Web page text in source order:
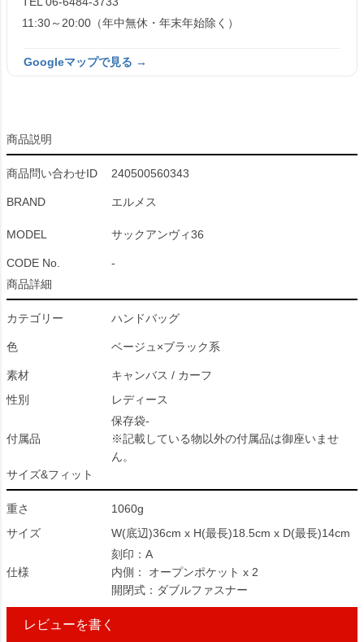
11:30～20:00（年中無休・年末年始除く）
Googleマップで見る →
商品説明
商品問い合わせID 240500560343
BRAND エルメス
MODEL サックアンヴィ36
CODE No.
-
商品詳細
カテゴリー ハンドバッグ
色 ベージュ×ブラック系
素材
キャンバス / カーフ
性別
レディース
付属品
保存袋-
※記載している物以外の付属品は御座いませ
ん。
サイズ&フィット
重さ
1060g
サイズ
W(底辺)36cm x H(最長)18.5cm x D(最長)14cm
仕様
刻印：A
内側： オープンポケット x 2
開閉式：ダブルファスナー
レビューを書く